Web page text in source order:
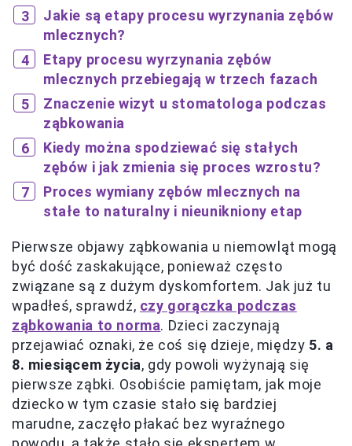
Jakie są etapy procesu wyrzynania zębów
mlecznych?
Etapy procesu wyrzynania zębów
mlecznych przebiegają w trzech fazach
Znaczenie wizyt u stomatologa podczas
ząbkowania
Kiedy można spodziewać się stałych
zębów i jak zmienia się proces wzrostu?
Proces wymiany zębów mlecznych na
stałe to naturalny i nieunikniony etap
Pierwsze objawy ząbkowania u niemowląt mogą
być dość zaskakujące, ponieważ często
związane są z dużym dyskomfortem. Jak już tu
wpadłeś, sprawdź, czy gorączka podczas
ząbkowania to norma. Dzieci zaczynają
przejawiać oznaki, że coś się dzieje, między 5. a
8. miesiącem życia, gdy powoli wyżynają się
pierwsze ząbki. Osobiście pamiętam, jak moje
dziecko w tym czasie stało się bardziej
marudne, zaczęło płakać bez wyraźnego